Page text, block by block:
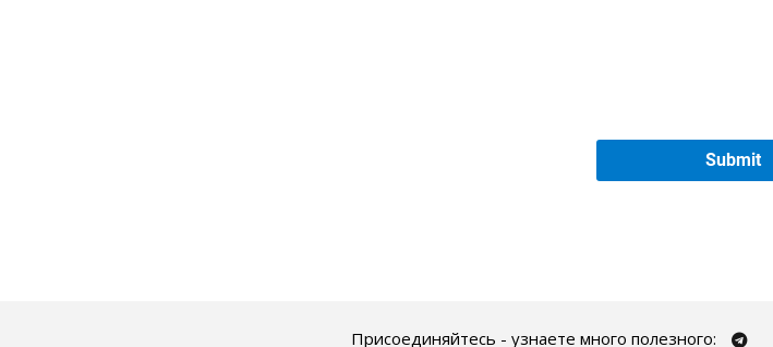
Присоединяйтесь - узнаете много полезного: